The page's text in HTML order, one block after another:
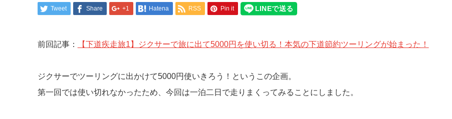
Tweet Share +1 Hatena RSS Pin it
前回記事： 【下道疾走旅1】ジクサーで旅に出て5000円を使い切る！本気の下道節約ツーリングが始まった！
ジクサーでツーリングに出かけて5000円使いきろう！というこの企画。
第一回では使い切れなかったため、今回は一泊二日で走りまくってみることにしました。